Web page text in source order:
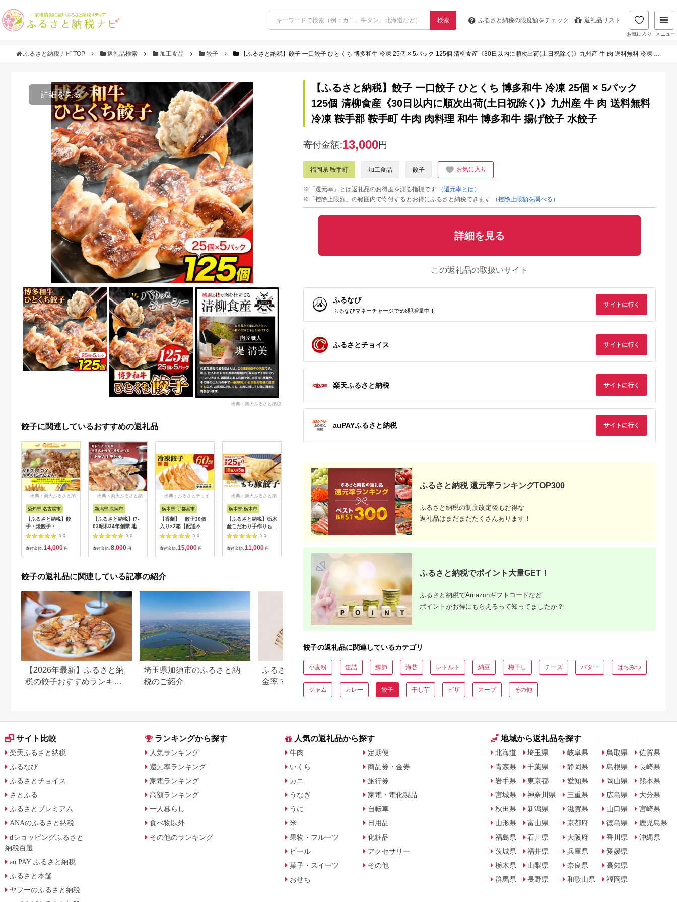
検索 ふるさと納税の限度額をチェック 返礼品リスト
お気に入り メニュー
ふるさと納税ナビ TOP 返礼品検索 加工食品 餃子 【ふるさと納税】餃子 一口餃子 ひとくち 博多和牛 冷凍 25個 × 5パック 125個 清柳食産《30日以内に順次出荷(土日祝除く)》九州産 牛 肉 送料無料 冷凍 鞍手郡 鞍手町 牛肉 肉料理 和牛 博多和牛 揚げ餃子 水餃子
詳細を見る
出典：楽天ふるさと納税
餃子に関連しているおすすめの返礼品
出典：楽天ふるさと納
愛知県 名古屋市
【ふるさと納税】餃
子・焼餃子・
VEGISOY
YAKIGYOZA 50個
【冷凍品】
5.0
寄付金額: 14,000 円
出典：楽天ふるさと納
新潟県 長岡市
【ふるさと納税】I7-
03昭和34年創業 地域
密着の町中華屋が作る
「金子の生姜餃子」
5.0
寄付金額: 8,000 円
出典：ふるさとチョイ
栃木県 宇都宮市
【香蘭】 餃子30個
入り×2箱【配送不可
地域：離島】
5.0
寄付金額: 15,000 円
出典：楽天ふるさと納
栃木県 栃木市
【ふるさと納税】栃木
産こだわり手作りもち
豚餃子 | 食品 冷凍食
品 惣菜 餃子 手作り
国産
5.0
寄付金額: 11,000 円
出典：ふるさとチョイ
栃木県 宇都宮市
【味一番】 餃子24
個入り×2箱【配送不
可地域：離島】5.0
寄付金額:11,000円
出典：楽天ふるさと納
税
栃木県 宇都宮市
【ふるさと納税】【麺
やしみず】餃子 20個
入り×2箱【ぎょうざ
ギョウザ ギョーザ 冷
凍食品 冷凍餃子 惣菜
夜ご飯 おかず おつま
み 手軽 時短 お取り寄
せ グルメ 送料無料 栃
木県 宇都宮市】※配
送不可地域：離島
5.0
寄付金額:13,000円
千葉県 流山市
餃子 どすこい餃子 冷
内に出荷予定(土日祝
除く)》千葉県 流山市
倍 サイズ ジャンボ餃
子 特大 元力士 が作っ
寄付金額:10,000円
三重県 桑名市
【ふるさと納税】 歌
寄付金額:17,000円 寄付金額:11,000円
/ 諫早市 / 餃子のかわ
しも [AHBM005]
寄付金額:26,000
餃子の返礼品に関連している記事の紹介
【2026年最新】ふるさと納
税の餃子おすすめランキン
埼玉県加須市のふるさと納
税のご紹介
ふるさと納税返礼品は高換
金率？換金しやすい？換金
の可否について
ふるさと納税のホットサン
ドメーカーおすすめランキ
ング【2026年】直火・電気
【ふるさと納税】餃子 一口餃子 ひとくち 博多和牛 冷凍 25個 × 5パック
125個 清柳食産《30日以内に順次出荷(土日祝除く)》九州産 牛 肉 送料無料
冷凍 鞍手郡 鞍手町 牛肉 肉料理 和牛 博多和牛 揚げ餃子 水餃子
寄付金額:13,000円
福岡県 鞍手町 加工食品 餃子 お気に入り
※「還元率」とは返礼品のお得度を測る指標です
（還元率とは）
※「控除上限額」の範囲内で寄付するとお得にふるさと納税できます
（控除上限額を調べる）
詳細を見る
この返礼品の取扱いサイト
ふるなび
ふるなびマネーチャージで5%即増量中！
サイトに行く
ふるさとチョイス サイトに行く
楽天ふるさと納税 サイトに行く
auPAYふるさと納税 サイトに行く
ふるさと納税 還元率ランキングTOP300
ふるさと納税の制度改定後もお得な
返礼品はまだまだたくさんあります！
ふるさと納税でポイント大量GET！
ふるさと納税でAmazonギフトコードなど
ポイントがお得にもらえるって知ってましたか？
餃子の返礼品に関連しているカテゴリ
小麦粉 缶詰 鰹節 海苔 レトルト 納豆 梅干し チーズ バター はちみつ
ジャム カレー 餃子 干し芋 ピザ スープ その他
サイト比較
楽天ふるさと納税
ふるなび
ふるさとチョイス
さとふる
ふるさとプレミアム
ANAのふるさと納税
dショッピングふるさと
納税百選
au PAY ふるさと納税
ふるさと本舗
ヤフーのふるさと納税
ランキングから探す
人気ランキング
還元率ランキング
家電ランキング
高額ランキング
一人暮らし
食べ物以外
その他のランキング
人気の返礼品から探す
牛肉
いくら
カニ
うなぎ
うに
米
果物・フルーツ
ビール
菓子・スイーツ
おせち
定期便
商品券・金券
旅行券
家電・電化製品
自転車
日用品
化粧品
アクセサリー
その他
地域から返礼品を探す
北海道
青森県
岩手県
宮城県
秋田県
山形県
福島県
茨城県
栃木県
群馬県
埼玉県
千葉県
東京都
神奈川県
新潟県
富山県
石川県
福井県
山梨県
長野県
岐阜県
静岡県
愛知県
三重県
滋賀県
京都府
大阪府
兵庫県
奈良県
和歌山県
鳥取県
島根県
岡山県
広島県
山口県
徳島県
香川県
愛媛県
高知県
福岡県
佐賀県
長崎県
熊本県
大分県
宮崎県
鹿児島県
沖縄県